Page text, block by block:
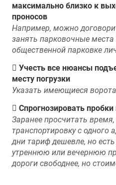
максимально близко к
проносов
Например, можно
занять парковочные места
общественной парковке
Учесть все нюансы
месту погрузки
Указать имеющиеся
Спрогнозировать пробки
Заранее просчитать
транспортировку с одного
дни тариф дешевле, но
утреннюю или вечернюю
дороги свободнее, но